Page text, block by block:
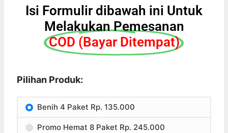
Isi Formulir dibawah ini Untuk
Melakukan Pemesanan
COD (Bayar Ditempat)
Pilihan Produk:
Benih 4 Paket Rp. 135.000
Promo Hemat 8 Paket Rp. 245.000